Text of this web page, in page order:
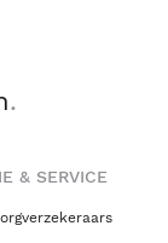
.
& SERVICE